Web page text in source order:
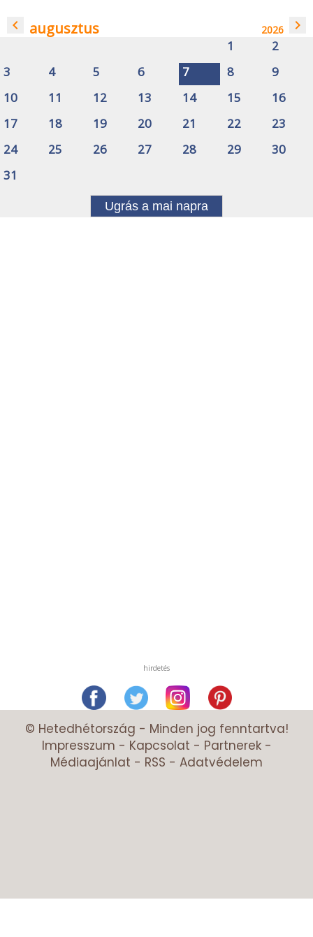
navigate_before augusztus 2026 navigate_next
1
2
3
4 5 6 7 8
9
10
11 12 13 14 15
16
17
18 19 20 21 22
23
24
25 26 27 28 29
30
31
Ugrás a mai napra
hirdetés
© Hetedhétország - Minden jog fenntartva!
Impresszum - Kapcsolat - Partnerek-
Médiaajánlat - RSS - Adatvédelem